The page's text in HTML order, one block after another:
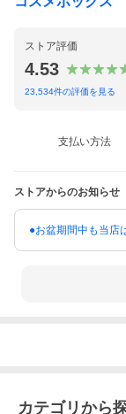
ストア評価
4.53
23,534件の評価を見る
支払い方法
ストアからのお知らせ
●お盆期間中も当店
カテゴリから